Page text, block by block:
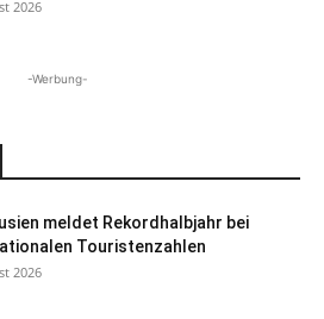
2026
-Werbung-
meldet Rekordhalbjahr bei
Touristenzahlen
2026